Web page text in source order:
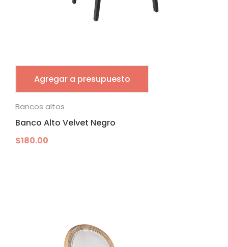
Agregar a presupuesto
Bancos altos
Banco Alto Velvet Negro
$180.00